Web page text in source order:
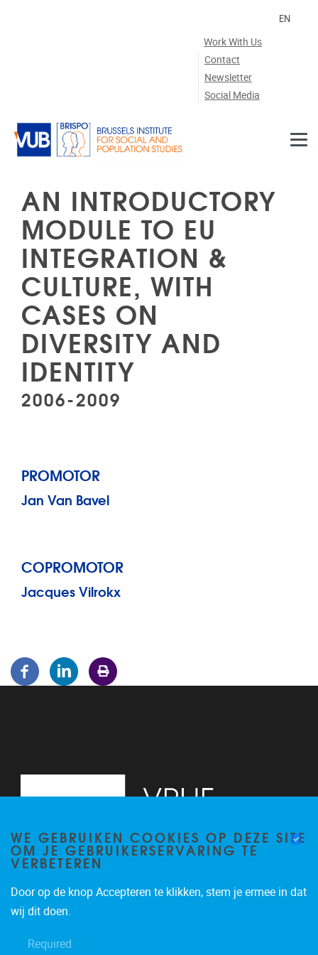
Work With Us
Contact
Newsletter
Social Media
EN
AN INTRODUCTORY
MODULE TO EU
INTEGRATION &
CULTURE, WITH
CASES ON
DIVERSITY AND
IDENTITY
2006-2009
PROMOTOR
Jan Van Bavel
COPROMOTOR
Jacques Vilrokx
WE GEBRUIKEN COOKIES OP DEZE SITE
OM JE GEBRUIKERSERVARING TE
VERBETEREN
Door op de knop Accepteren te klikken, stem je ermee in dat
wij dit doen.
Required